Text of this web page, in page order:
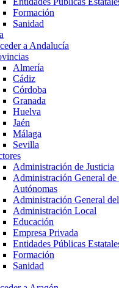
Formación
Sanidad
a Andalucía
Almería
Cádiz
Córdoba
Granada
Huelva
Jaén
Málaga
Sevilla
Administración de Justicia
Administración General de
Autónomas
Administración General
Administración Local
Educación
Empresa Privada
Entidades Públicas
Formación
Sanidad